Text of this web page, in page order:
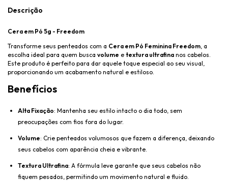
Descrição
Cera em Pó 5g - Freedom
Transforme seus penteados com a Cera em Pó Feminina Freedom , a
escolha ideal para quem busca volume e textura ultrafina nos cabelos.
Este produto é perfeito para dar aquele toque especial ao seu visual,
proporcionando um acabamento natural e estiloso.
Benefícios
Alta Fixação: Mantenha seu estilo intacto o dia todo, sem
preocupações com fios fora do lugar.
Volume: Crie penteados volumosos que fazem a diferença, deixando
seus cabelos com aparência cheia e vibrante.
Textura Ultrafina: A fórmula leve garante que seus cabelos não
fiquem pesados, permitindo um movimento natural e fluido.